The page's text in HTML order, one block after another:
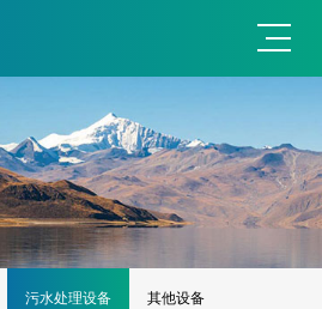
污水处理设备 其他设备